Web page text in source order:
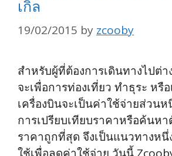
เกิ้ล
19/02/2015 by zcooby
สำหรับผู้ที่ต้องการเดินทางไปต่า
จะเพื่อการท่องเที่ยว ทำธุระ หรื
เครื่องบินจะเป็นค่าใช้จ่ายส่วน
การเปรียบเทียบราคาหรือค้นหา
ราคาถูกที่สุด จึงเป็นแนวทางห